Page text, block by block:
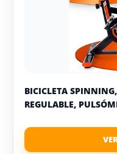
BICICLETA
REGULABLE,